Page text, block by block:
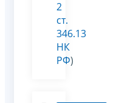
2
ст.
346.13
НК
РФ)